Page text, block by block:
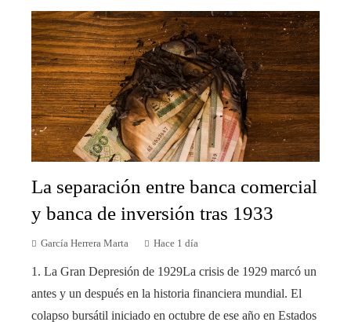
La separación entre banca comercial
y banca de inversión tras 1933
García Herrera Marta Hace 1 día
1. La Gran Depresión de 1929La crisis de 1929 marcó un
antes y un después en la historia financiera mundial. El
colapso bursátil iniciado en octubre de ese año en Estados